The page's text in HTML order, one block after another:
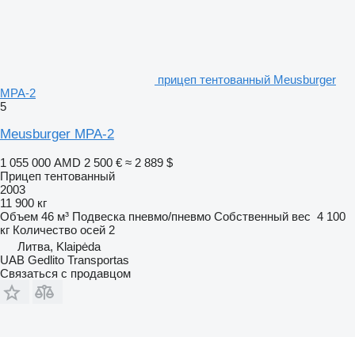
прицеп тентованный Meusburger
MPA-2
5
Meusburger MPA-2
1 055 000 AMD 2 500 € ≈ 2 889 $
Прицеп тентованный
2003
11 900 кг
Объем 46 м³ Подвеска пневмо/пневмо Собственный вес 4 100
кг Количество осей 2
Литва, Klaipėda
UAB Gedlito Transportas
Связаться с продавцом